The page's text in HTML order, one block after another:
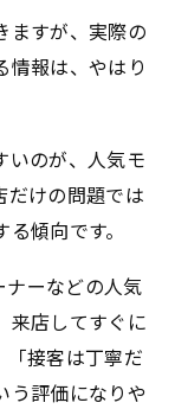
ますが、実際の
情報は、やはり
いのが、人気モ
だけの問題では
傾向です。
ーなどの人気
来店してすぐに
「接客は丁寧だ
う評価になりや